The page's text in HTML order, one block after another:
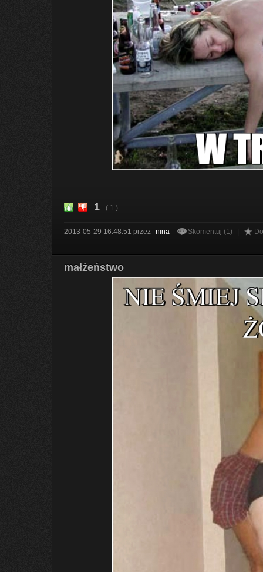
1 ( 1 )
2013-05-29 16:48:51 przez nina Skomentuj (1)
małżeństwo